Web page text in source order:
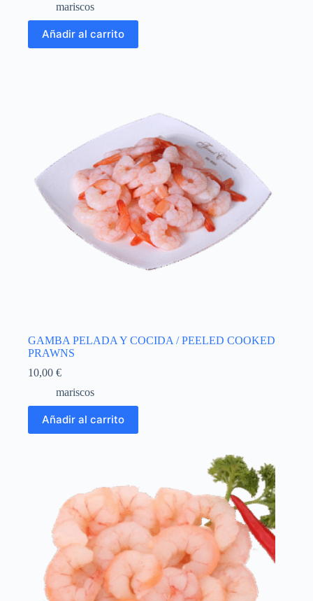
mariscos
Añadir al carrito
GAMBA PELADA Y COCIDA / PEELED COOKED
PRAWNS
10,00 €
mariscos
Añadir al carrito